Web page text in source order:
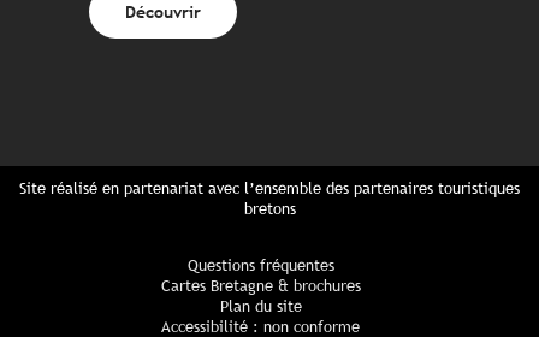
Découvrir
Site réalisé en partenariat avec l’ensemble des partenaires touristiques
bretons
Questions fréquentes
Cartes Bretagne & brochures
Plan du site
Accessibilité : non conforme